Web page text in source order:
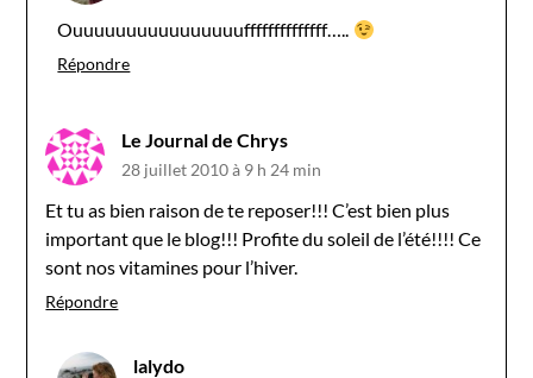
Ouuuuuuuuuuuuuuuuffffffffffffff…..
Répondre
Le Journal de Chrys
28 juillet 2010 à 9 h 24 min
Et tu as bien raison de te reposer!!! C’est bien plus
important que le blog!!! Profite du soleil de l’été!!!! Ce
sont nos vitamines pour l’hiver.
Répondre
lalydo